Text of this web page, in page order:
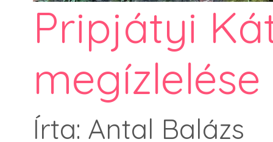
Pripjátyi
megízlelése
Írta: Antal Balázs